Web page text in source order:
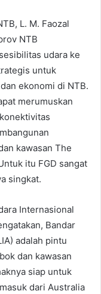
L. M. Faozal
NTB
udara ke
untuk
ekonomi di NTB.
merumuskan
kawasan The
itu FGD sangat
singkat.
Internasional
Bandar
adalah pintu
dan kawasan
siap untuk
dari Australia